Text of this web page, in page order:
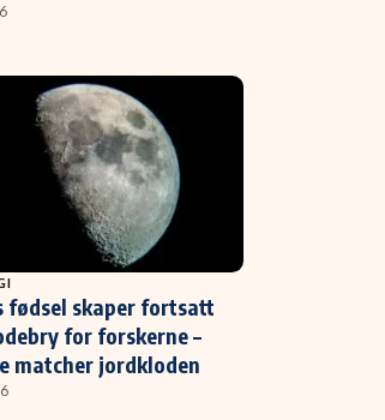
fødsel skaper fortsatt
for forskerne –
matcher jordkloden